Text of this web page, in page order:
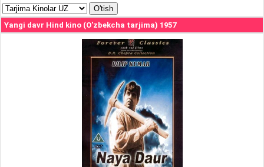
Yangi davr Hind kino (O'zbekcha tarjima) 1957